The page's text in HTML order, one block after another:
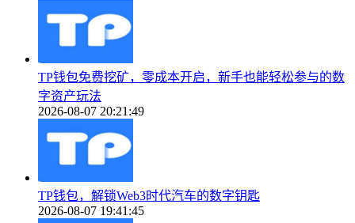
TP钱包免费挖矿，零成本开启，新手也能轻松参与的数
字资产玩法
2026-08-07 20:21:49
TP钱包，解锁Web3时代汽车的数字钥匙
2026-08-07 19:41:45